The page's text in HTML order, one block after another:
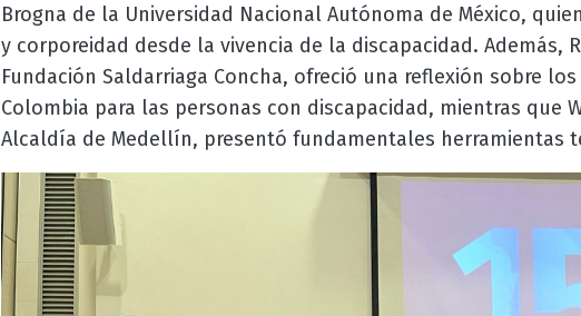
Brogna de la Universidad Nacional Autónoma de México,
y corporeidad desde la vivencia de la discapacidad. Además,
Fundación Saldarriaga Concha, ofreció una reflexión sobre
Colombia para las personas con discapacidad, mientras que
Alcaldía de Medellín, presentó fundamentales herramientas